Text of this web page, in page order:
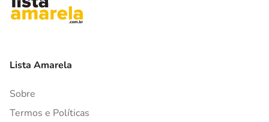
Lista Amarela
Sobre
Termos e Políticas